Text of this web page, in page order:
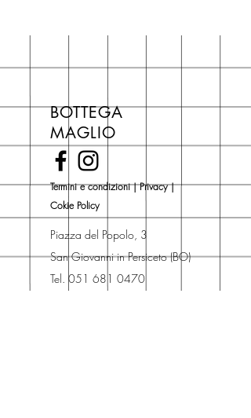
ISBN: 9788806242824
3/4 giorni, secondo disponibilità
di copertina, escluse le ultime
novità Maglio Editore (vedi etichetta
Novità).
Una volta nel carrello puoi decidere
se acquistare sul sito con
spedizione con corriere o se
risparmiare sulle spese di
spedizione e ritirare il libro presso
Libreria degli Orsi, Piazza del
Popolo 3, 40017
BOTTEGA
MAGLIO
Termini e condizioni|Privacy|
Cokie Policy
Piazza del Popolo, 3
San Giovanni in Persiceto (BO)
Tel. 051 681 0470